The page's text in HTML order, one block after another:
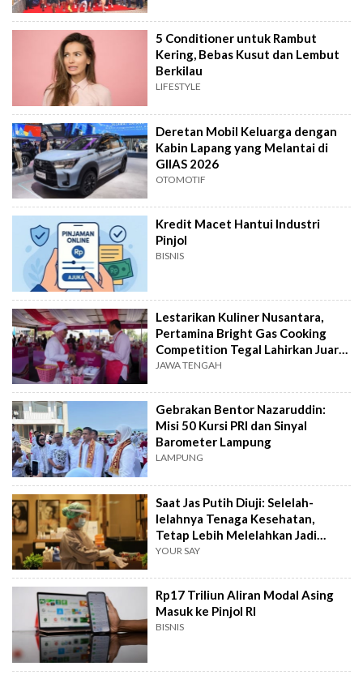
5 Conditioner untuk Rambut
Kering, Bebas Kusut dan Lembut
Berkilau
LIFESTYLE
Deretan Mobil Keluarga dengan
Kabin Lapang yang Melantai di
GIIAS 2026
OTOMOTIF
Kredit Macet Hantui Industri
Pinjol
BISNIS
Lestarikan Kuliner Nusantara,
Pertamina Bright Gas Cooking
Competition Tegal Lahirkan Juara
Baru
JAWA TENGAH
Gebrakan Bentor Nazaruddin:
Misi 50 Kursi PRI dan Sinyal
Barometer Lampung
LAMPUNG
Saat Jas Putih Diuji: Selelah-
lelahnya Tenaga Kesehatan,
Tetap Lebih Melelahkan Jadi
Pasien
YOUR SAY
Rp17 Triliun Aliran Modal Asing
Masuk ke Pinjol RI
BISNIS